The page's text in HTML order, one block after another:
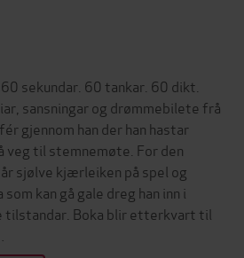
sekundar. 60 tankar. 60 dikt.
sansningar og drømmebilete frå
gjennom han der han hastar
veg til stemnemøte. For den
sjølve kjærleiken på spel og
kan gå gale dreg han inn i
tilstandar. Boka blir etterkvart til